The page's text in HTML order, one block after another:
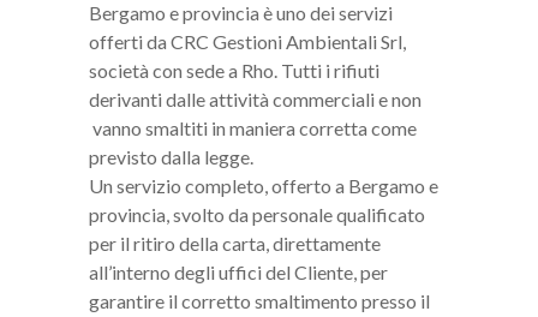
Bergamo e provincia è uno dei servizi
offerti da CRC Gestioni Ambientali Srl,
società con sede a Rho. Tutti i rifiuti
derivanti dalle attività commerciali e non
vanno smaltiti in maniera corretta come
previsto dalla legge.
Un servizio completo, offerto a Bergamo e
provincia, svolto da personale qualificato
per il ritiro della carta, direttamente
all’interno degli uffici del Cliente, per
garantire il corretto smaltimento presso il